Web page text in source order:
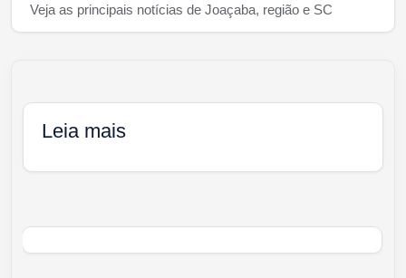
Veja as principais notícias de Joaçaba, região e SC
Leia mais